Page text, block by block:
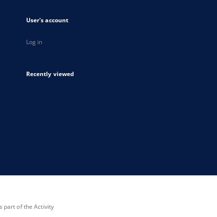
User's account
Log in
Recently viewed
part of the Activity